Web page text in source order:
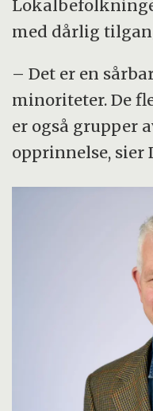
med dårlig
– Det er en
minoriteter. De
er også grupper
opprinnelse, sier